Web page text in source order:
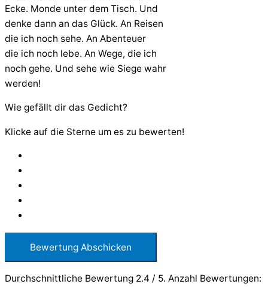
Ecke. Monde unter dem Tisch. Und
denke dann an das Glück. An Reisen
die ich noch sehe. An Abenteuer
die ich noch lebe. An Wege, die ich
noch gehe. Und sehe wie Siege wahr
werden!
Wie gefällt dir das Gedicht?
Klicke auf die Sterne um es zu bewerten!
Bewertung Abschicken
Durchschnittliche Bewertung 2.4 / 5. Anzahl Bewertungen: